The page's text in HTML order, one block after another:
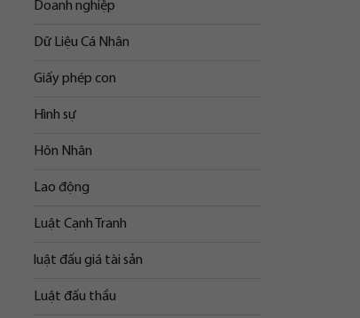
Doanh nghiệp
Dữ Liệu Cá Nhân
Giấy phép con
Hình sự
Hôn Nhân
Lao động
Luật Cạnh Tranh
luật đấu giá tài sản
Luật đấu thầu